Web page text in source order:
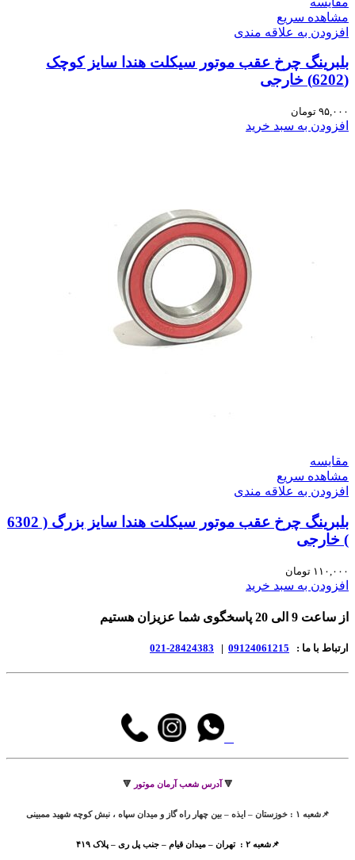
مشاهده سریع
افزودن به علاقه مندی
بلبرینگ چرخ عقب موتور سیکلت هندا سایز کوچک
(6202) خارجی
۹۵,۰۰۰ تومان
افزودن به سبد خرید
مقایسه
مشاهده سریع
افزودن به علاقه مندی
بلبرینگ چرخ عقب موتور سیکلت هندا سایز بزرگ ( 6302
) خارجی
۱۱۰,۰۰۰ تومان
افزودن به سبد خرید
از ساعت 9 الی 20 پاسخگوی شما عزیزان هستیم
ارتباط با ما : 09124061215
|
28424383-021
🔻 آدرس شعب آرمان موتور 🔻
📌شعبه ۱ : خوزستان – ایذه – بین چهار راه گاز و میدان سپاه ، نبش کوچه شهید ممبینی
📌شعبه ۲ : تهران – میدان قیام – جنب پل ری – پلاک ۴۱۹